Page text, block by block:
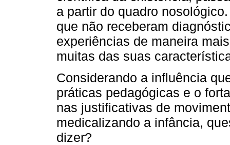
a partir do quadro
que não receberam
experiências de maneira
muitas das suas
Considerando a influência
práticas pedagógicas e o
nas justificativas de
medicalizando a infância,
dizer?